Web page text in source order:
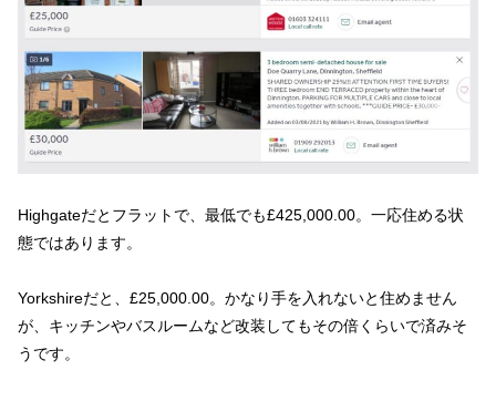
Highgateだとフラットで、最低でも£425,000.00。一応住める状
態ではあります。
Yorkshireだと、£25,000.00。かなり手を入れないと住めません
が、キッチンやバスルームなど改装してもその倍くらいで済みそ
うです。